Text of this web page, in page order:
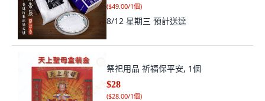
($49.00/1個)
8/12 星期三 預計送達
祭祀用品 祈福保平安, 1個
$28
($28.00/1個)